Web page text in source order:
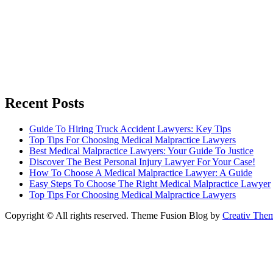
Recent Posts
Guide To Hiring Truck Accident Lawyers: Key Tips
Top Tips For Choosing Medical Malpractice Lawyers
Best Medical Malpractice Lawyers: Your Guide To Justice
Discover The Best Personal Injury Lawyer For Your Case!
How To Choose A Medical Malpractice Lawyer: A Guide
Easy Steps To Choose The Right Medical Malpractice Lawyer
Top Tips For Choosing Medical Malpractice Lawyers
Copyright © All rights reserved. Theme Fusion Blog by Creativ